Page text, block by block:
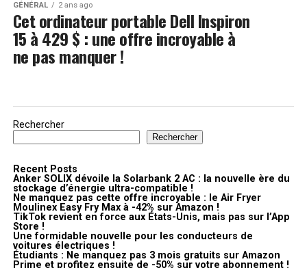
GÉNÉRAL 2 ans ago
Cet ordinateur portable Dell Inspiron
15 à 429 $ : une offre incroyable à
ne pas manquer !
Rechercher
Rechercher
Recent Posts
Anker SOLIX dévoile la Solarbank 2 AC : la nouvelle ère du
stockage d’énergie ultra-compatible !
Ne manquez pas cette offre incroyable : le Air Fryer
Moulinex Easy Fry Max à -42% sur Amazon !
TikTok revient en force aux États-Unis, mais pas sur l’App
Store !
Une formidable nouvelle pour les conducteurs de
voitures électriques !
Étudiants : Ne manquez pas 3 mois gratuits sur Amazon
Prime et profitez ensuite de -50% sur votre abonnement !